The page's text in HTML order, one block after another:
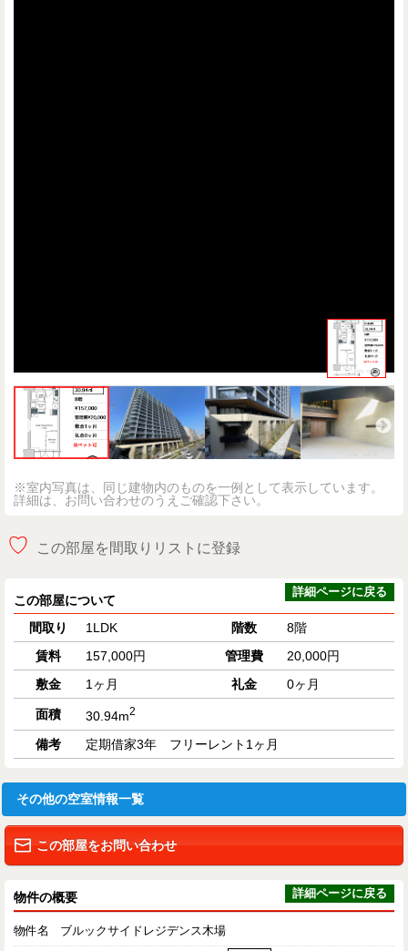
※室内写真は、同じ建物内のものを一例として表示しています。
詳細は、お問い合わせのうえご確認下さい。
♡ この部屋を間取りリストに登録
この部屋について
詳細ページに戻る
間取り 1LDK 階数
8階
賃料
157,000円 管理費
20,000円
敷金
1ヶ月 礼金 0ヶ月
面積 30.94m2
備考 定期借家3年 フリーレント1ヶ月
その他の空室情報一覧
この部屋をお問い合わせ
物件の概要 詳細ページに戻る
物件名 ブルックサイドレジデンス木場